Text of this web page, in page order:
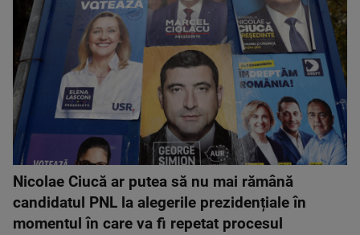
Nicolae Ciucă ar putea să nu mai rămână
candidatul PNL la alegerile prezidențiale în
momentul în care va fi repetat procesul